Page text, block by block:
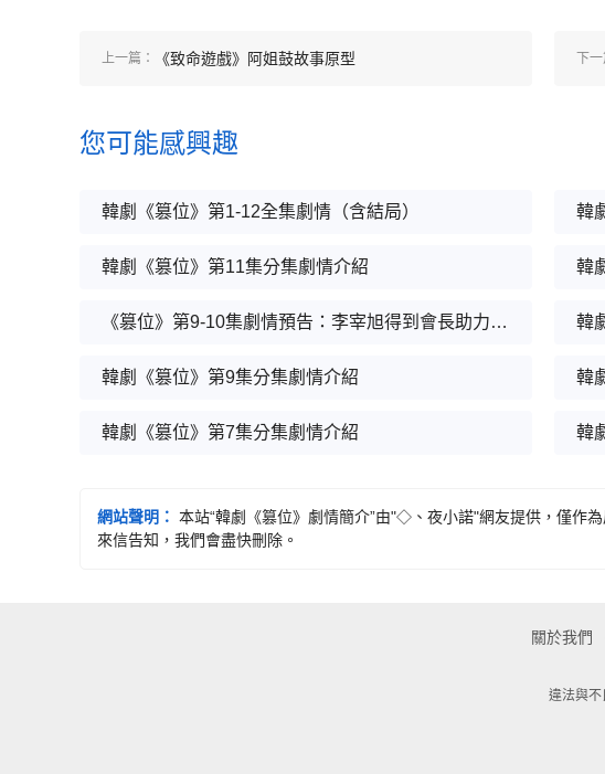
上一篇： 《致命遊戲》阿姐鼓故事原型 下
您可能感興趣
韓劇《篡位》第1-12全集劇情（含結局） 韓
韓劇《篡位》第11集分集劇情介紹
《篡位》第9-10集劇情預告：李宰旭得到會長助力無罪釋放 韓
韓劇《篡位》第9集分集劇情介紹 韓
韓劇《篡位》第7集分集劇情介紹
網站聲明： 本站“韓劇《篡位》劇情簡介”由"◇、夜小諾"網友提供，僅作
來信告知，我們會盡快刪除。
關於我們
違法與